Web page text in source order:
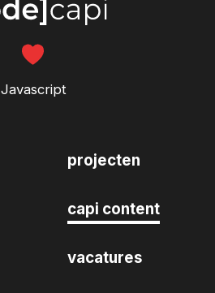
Javascript
projecten
capi content
vacatures